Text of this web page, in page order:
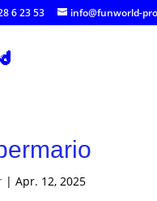
6 23 53 info@funworld-
| Apr. 12, 2025